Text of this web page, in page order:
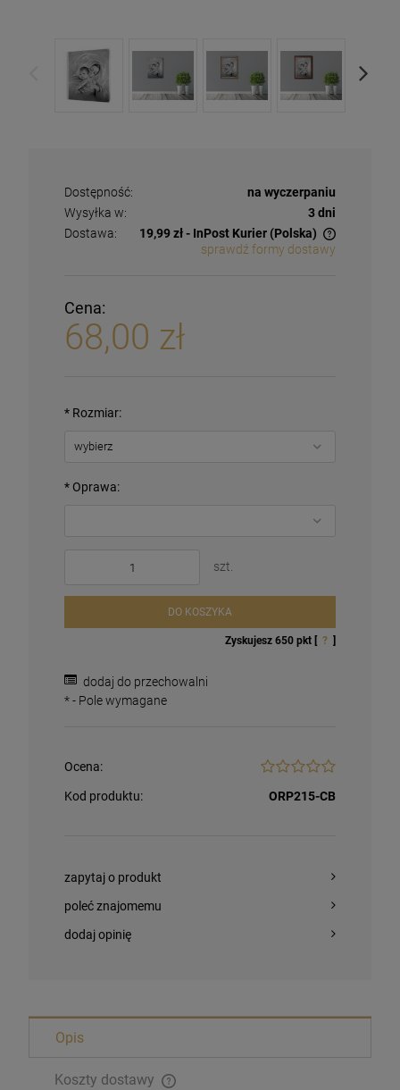
26,00 zł
Dostępność:
na wyczerpaniu
Wysyłka w:
3 dni
Dostawa:
19,99 zł- InPost Kurier (Polska)
sprawdź formy dostawy
Cena:
68,00 zł
* Rozmiar:
* Oprawa:
szt.
DO KOSZYKA
Zyskujesz 650 pkt [ ? ]
dodaj do przechowalni
*- Pole wymagane
Ocena:
Kod produktu: ORP215-CB
zapytaj o produkt
poleć znajomemu
dodaj opinię
Opis
Koszty dostawy